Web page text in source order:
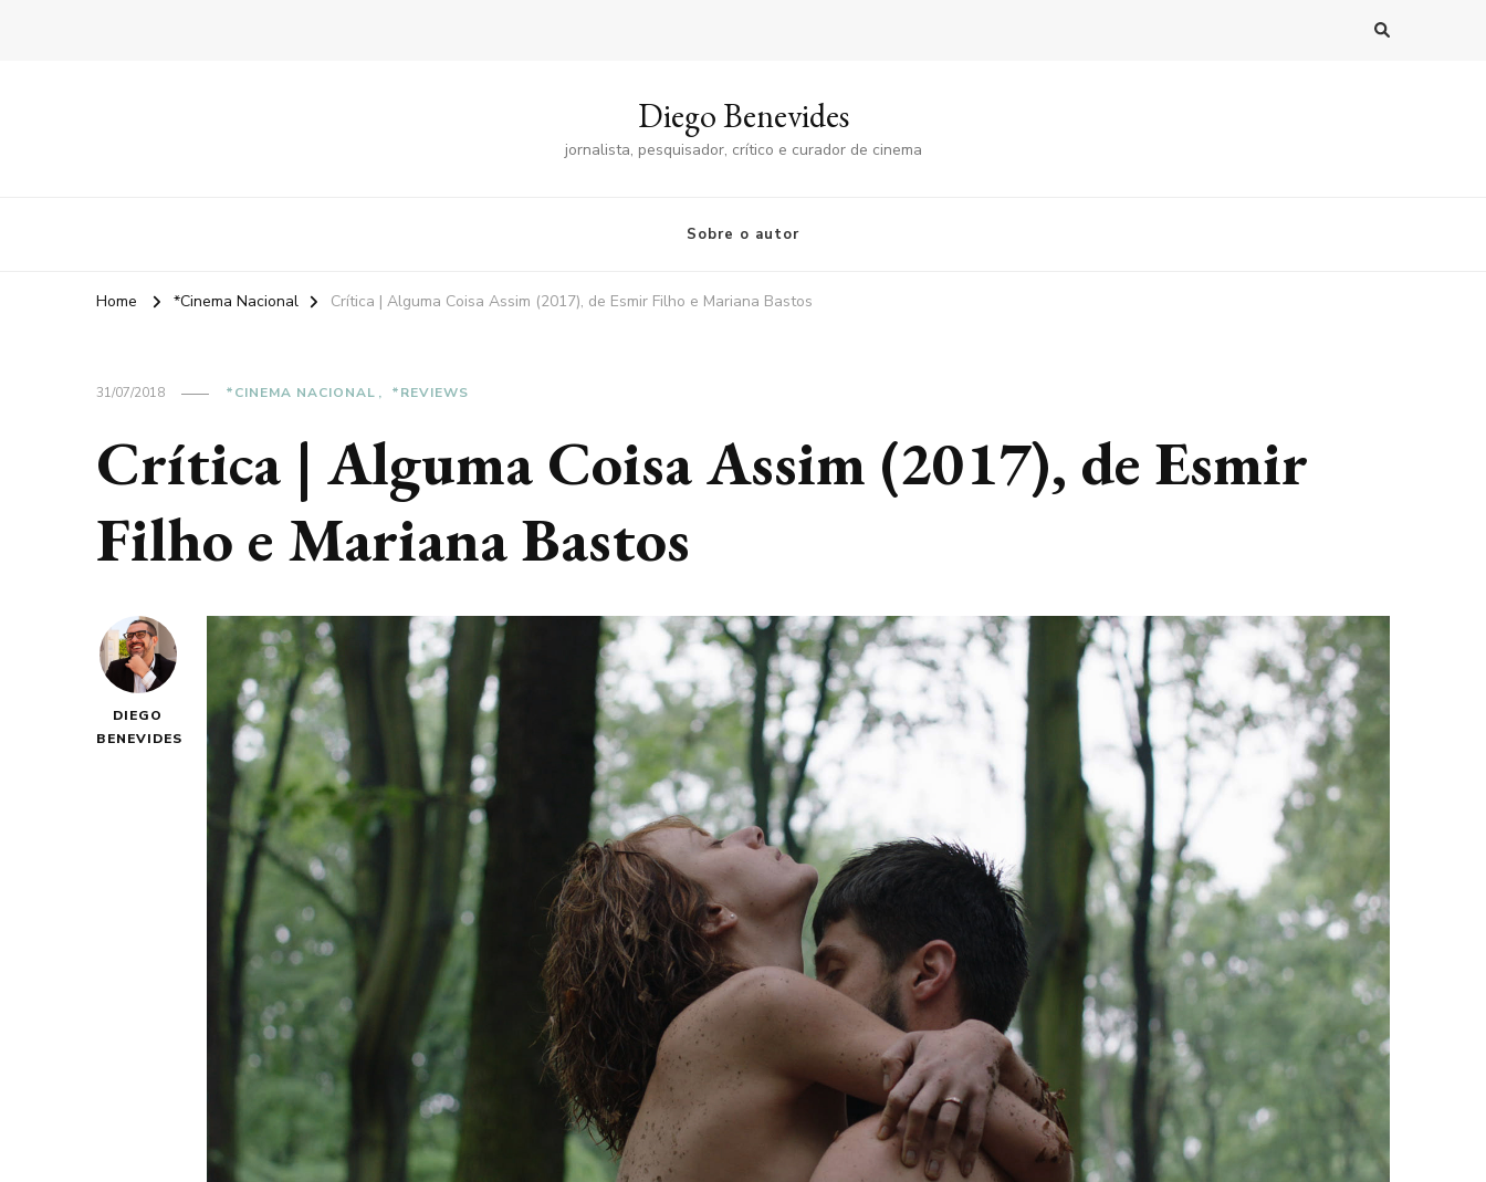
Diego Benevides
jornalista, pesquisador, crítico e curador de cinema
Sobre o autor
Home *Cinema Nacional Crítica | Alguma Coisa Assim (2017), de Esmir Filho e Mariana Bastos
31/07/2018 *CINEMA NACIONAL *REVIEWS
Crítica | Alguma Coisa Assim (2017), de Esmir
Filho e Mariana Bastos
DIEGO
BENEVIDES